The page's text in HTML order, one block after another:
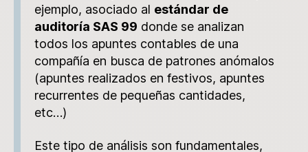
ejemplo, asociado al estándar de
auditoría SAS 99 donde se analizan
todos los apuntes contables de una
compañía en busca de patrones anómalos
(apuntes realizados en festivos, apuntes
recurrentes de pequeñas cantidades,
etc…)
Este tipo de análisis son fundamentales,